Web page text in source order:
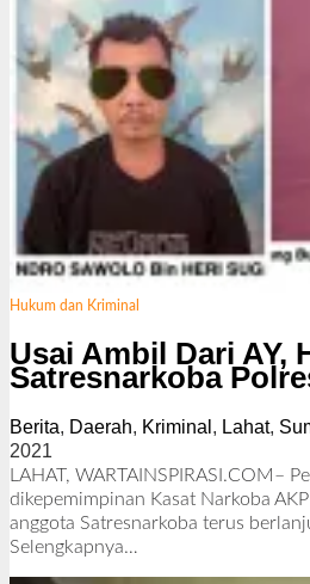
Hukum dan Kriminal
Usai Ambil Dari AY,
Satresnarkoba
Berita, Daerah, Kriminal , Lahat,
2021
l
e
h
R
LAHAT, WARTAINSPIRASI.COM–
dikepemimpinan Kasat Narkoba
anggota Satresnarkoba terus
Selengkapnya…